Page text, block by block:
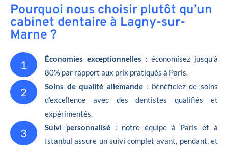
Pourquoi nous choisir plutôt qu’un
cabinet dentaire à Lagny-sur-
Marne ?
1 Économies exceptionnelles : économisez jusqu’à
80% par rapport aux prix pratiqués à Paris.
2 Soins de qualité allemande: bénéficiez de soins
d’excellence avec des dentistes qualifiés et
expérimentés.
3 Suivi personnalisé : notre équipe à Paris et à
Istanbul assure un suivi complet avant, pendant, et